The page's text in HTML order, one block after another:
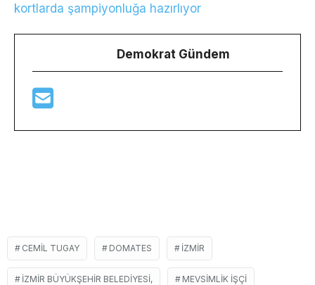
kortlarda şampiyonluğa hazırlıyor
Demokrat Gündem
CEMIL TUGAY DOMATES İZMIR
İZMIR BÜYÜKŞEHIR BELEDIYESI, MEVSIMLIK IŞÇI